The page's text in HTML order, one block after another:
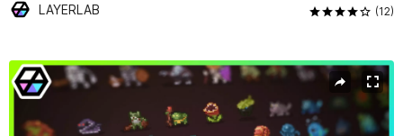
LAYERLAB (12)
現在のスライド：1 / 9